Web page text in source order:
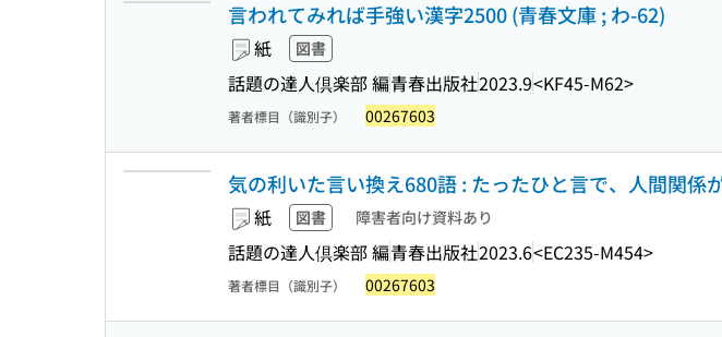
言われてみれば手強い漢字2500 (青春文庫 ; わ-62)
紙 図書
話題の達人倶楽部 編青春出版社2023.9<KF45-M62>
著者標目（識別子） 00267603
気の利いた言い換え680語 : たったひと言で、人間関係
紙 図書 障害者向け資料あり
話題の達人倶楽部 編青春出版社2023.6<EC235-M454>
著者標目（識別子） 00267603